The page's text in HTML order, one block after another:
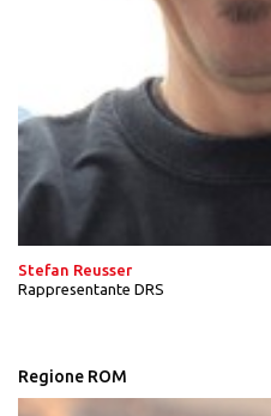
Stefan Reusser
Rappresentante DRS
Regione ROM